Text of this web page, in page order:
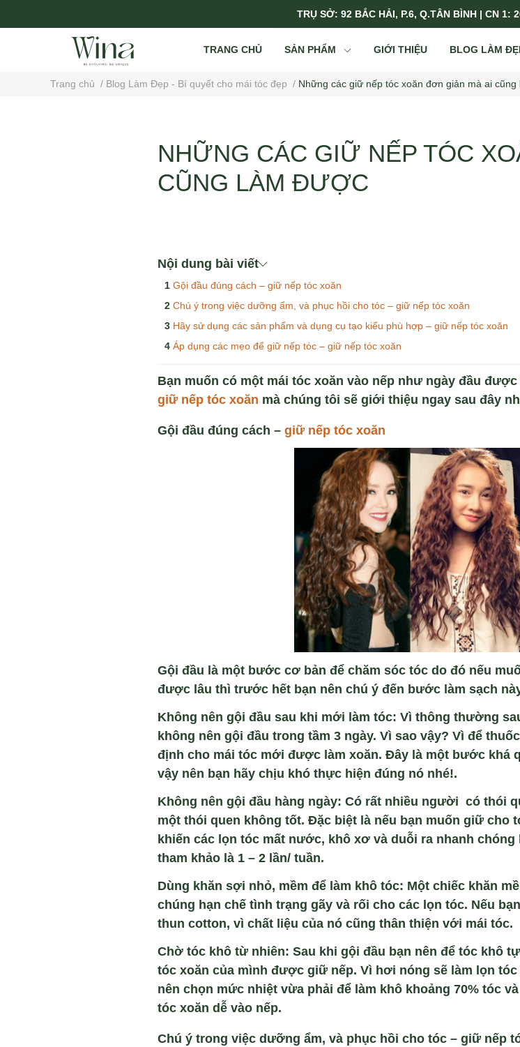
TRỤ SỞ: 92 BẮC HẢI, P.6, Q.TÂN BÌNH | CN 1:
TRANG CHỦ SẢN PHẨM GIỚI THIỆU BLOG LÀM
Trang chủ / Blog Làm Đẹp - Bí quyết cho mái tóc đẹp / Những các giữ nếp tóc xoăn đơn giản mà ai
NHỮNG CÁC GIỮ NẾP TÓC
CŨNG LÀM ĐƯỢC
Nội dung bài viết
Gội đầu đúng cách – giữ nếp tóc xoăn
Chú ý trong việc dưỡng ẩm, và phục hồi cho tóc – giữ nếp tóc xoăn
Hãy sử dụng các sản phẩm và dụng cụ tạo kiểu phù hợp – giữ nếp tóc xoăn
Áp dụng các mẹo để giữ nếp tóc – giữ nếp tóc xoăn
Bạn muốn có một mái tóc xoăn vào nếp như ngày đầu
giữ nếp tóc xoăn mà chúng tôi sẽ giới thiệu ngay sau đây
Gội đầu đúng cách –giữ nếp tóc xoăn
Gội đầu là một bước cơ bản để chăm sóc tóc do đó nếu
được lâu thì trước hết bạn nên chú ý đến bước làm sạch
Không nên gội đầu sau khi mới àm tóc: Vì thông thường
không nên gội đầu trong tầm 3 ngày. Vì sao vậy? Vì để
định cho mái tóc mới được làm xoăn. Đây là một bước khá
vậy nên bạn hãy chịu khó thực hiện đúng nó nhé!.
Không nên gội đầu hàng ngày: Có rất nhiều người có thói
một thói quen không tốt. Đặc biệt là nếu bạn muốn giữ cho
khiến các lọn tóc mất nước, khô xơ và duỗi ra nhanh
tham khảo là 1 – 2 lần/ tuần.
Dùng khăn sợi nhỏ, mềm để làm khô tóc: Một chiếc khăn
chúng hạn chế tình trạng gãy và rối cho các lọn tóc. Nếu
thun cotton, vì chất liệu của nó cũng thân thiện với mái tóc.
Chờ tóc khô từ nhiên: Sau khi gội đầu bạn nên để tóc khô
tóc xoăn của mình được giữ nếp. Vì hơi nóng sẽ làm lọn
nên chọn mức nhiệt vừa phải để làm khô khoảng 70% tóc
tóc xoăn dễ vào nếp.
Chú ý trong việc dưỡng ẩm, và phục hồi cho tóc – giữ nếp